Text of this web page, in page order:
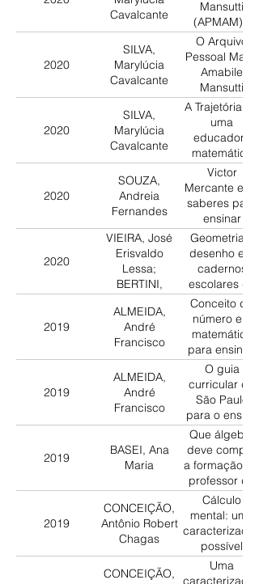
pedagógicas
na década de
1920
(1968-1971)
Cavalcante
Mansutti
(APMAM) -
documentos
para uma
investigação
em História de
educação
matemática
2020
SILVA,
Marylúcia
Cavalcante
O Arquivo
Pessoal Maria
Amabile
Mansutti
(APMAM) –
Documentos
para uma
investigação
em História da
Educação
Matemática
2020
SILVA,
Marylúcia
Cavalcante
A Trajetória de
uma
educadora
matemática
paulista –notas
históricas e
documental
do arquivo
pessoal Maria
Amabile
Mansutti
(APMAM)
2020
SOUZA,
Andreia
Fernandes
Victor
Mercante e os
saberes para
ensinar
problemas de
aritmética:
uma análise
da obra
“Cultivo y
desarrollo de
la aptitud
matemática
del
niño”VICTOR
MERCANTE E
OS SABERES
PARA
ENSINAR
PROBLEMAS
DE
ARITMÉTICA:
uma análise
da obra
“Cultivo y
desarrollo de
la aptitud
matemática
2020
VIEIRA, José
Erisvaldo
Lessa;
BERTINI,
Luciane de
Fatima
Geometria e
desenho em
cadernos
escolares do
ensino
primário nas
décadas de
50 e 60
2019
ALMEIDA,
André
Francisco
Conceito de
número e a
matemática
para ensinar:
o caso das
propostas
curriculares
paulistas da
década de
1970
2019
ALMEIDA,
André
Francisco
O guia
curricular de
São Paulo
para o ensino
de 1º grau de
1975:
orientações
para o uso de
materiais
didáticos
2019
BASEI, Ana
Maria
Que álgebra
deve compor
a formação do
professor do
primário nos
primeiros anos
do século XX?
Análise de um
debate
2019
CONCEIÇÃO,
Antônio Robert
Chagas
Cálculo
mental: uma
caracterização
possível
CONCEIÇÃO,
Uma
caracterização